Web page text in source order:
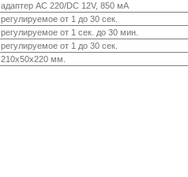
адаптер АС 220/DC 12V, 850 мА
регулируемое от 1 до 30 сек.
регулируемое от 1 сек. до 30 мин.
регулируемое от 1 до 30 сек.
210х50х220 мм.